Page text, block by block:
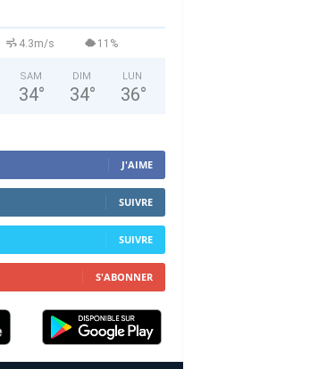
4.3m/s 11%
SAM
34°
DIM
34°
LUN
36°
J'AIME
SUIVRE
SUIVRE
S'ABONNER